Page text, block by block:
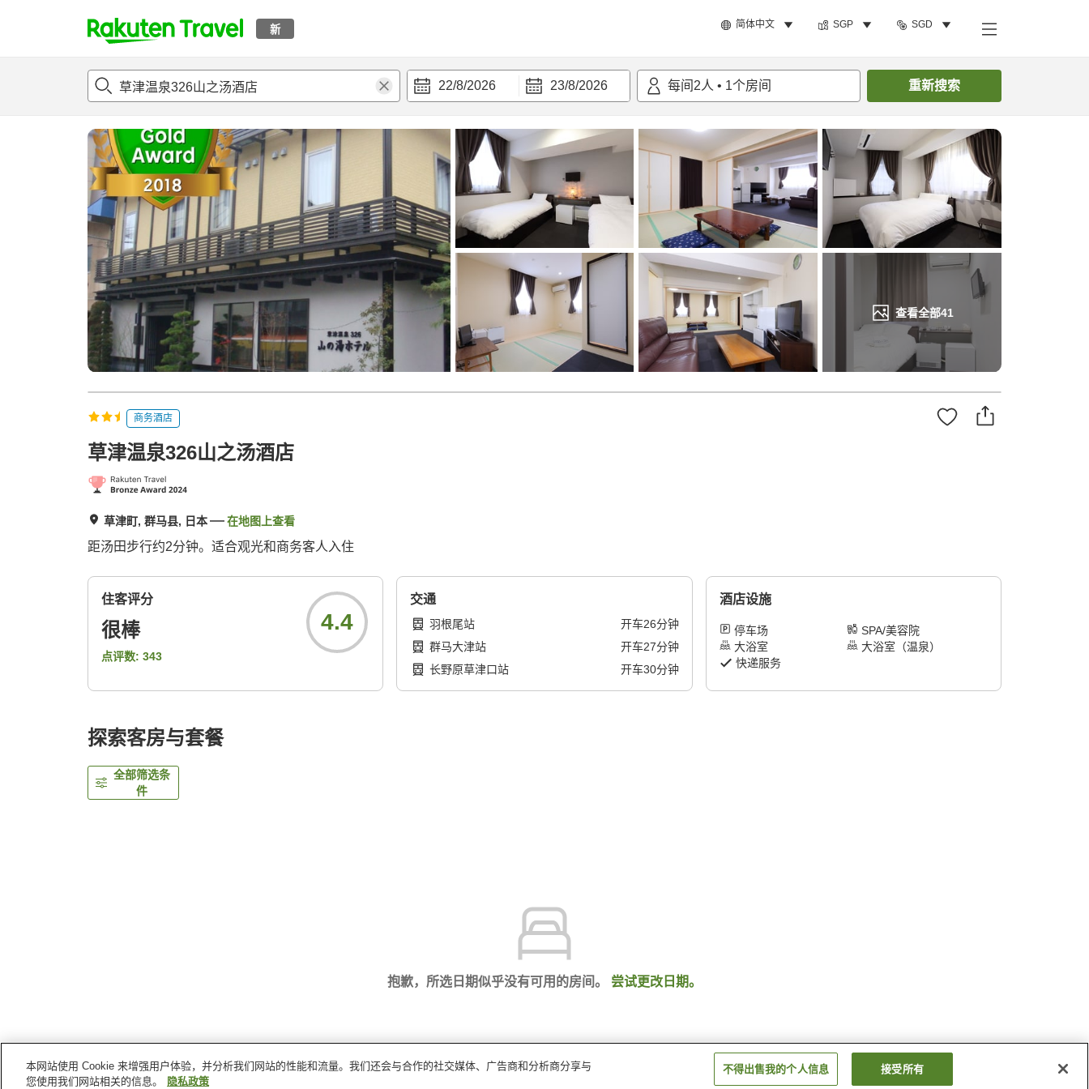
新 简体中文 SGP SGD
t
p
a
e
_
s
e
a
r
h
22/8/2026 23/8/2026 每间 2人 • 1个房间 重新搜索
查看全部41
概况 客房及住宿套餐评论亮点设施 搜索客房
商务酒店
草津温泉326山之汤酒店
草津町, 群马县, 日本 在地图上查看
距汤田步行约2分钟。适合观光和商务客人入住
住客评分
很棒
点评数: 343
4.4
交通
羽根尾站 开车26分钟
群马大津站
开车27分钟
长野原草津口站
开车30分钟
酒店设施
停车场
SPA/美容院
大浴室
大浴室（温泉）
快递服务
探索客房与套餐
全部筛选条
件
抱歉，所选日期似乎没有可用的房间。 尝试更改日期。
首页 日本 群马县
本网站使用 Cookie 来增强用户体验，并分析我们网站的性能和流量。我们还会与合作的社交媒体、广告商和分析商分享与
您使用我们网站相关的信息。
隐私政策
不得出售我的个人信息 接受所有